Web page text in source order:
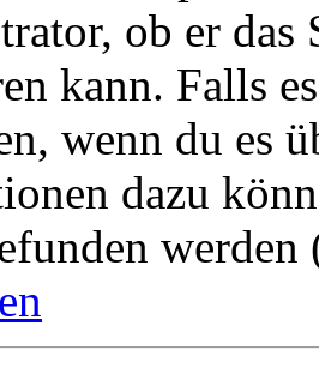
ob er das
kann. Falls
wenn du es
dazu